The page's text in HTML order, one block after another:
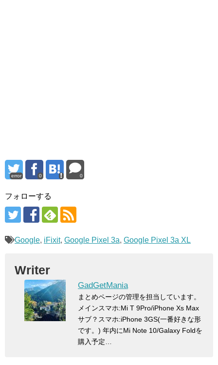
error 0 0
フォローする
Google, iFixit, Google Pixel 3a, Google Pixel 3a XL
Writer
GadGetMania
まとめページの管理を担当しています。
メインスマホ:Mi T 9Pro/iPhone Xs Max
サブ？スマホ:iPhone 3GS(一番好きな形
です。) 年内にMi Note 10/Galaxy Foldを
購入予定…